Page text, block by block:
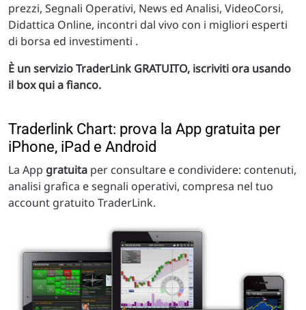
prezzi, Segnali Operativi, News ed Analisi, VideoCorsi,
Didattica Online, incontri dal vivo con i migliori esperti
di borsa ed investimenti .
È un servizio TraderLink GRATUITO, iscriviti ora usando
il box qui a fianco.
Traderlink Chart: prova la App gratuita per
iPhone, iPad e Android
La App gratuita per consultare e condividere: contenuti,
analisi grafica e segnali operativi, compresa nel tuo
account gratuito TraderLink.